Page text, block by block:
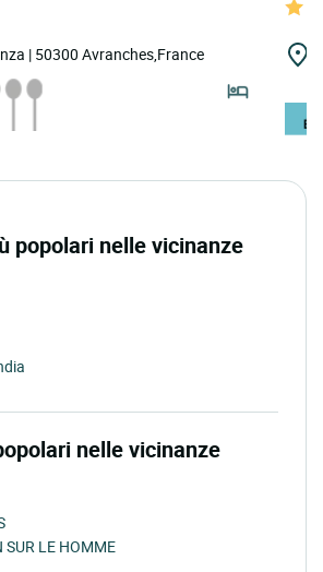
| 50300 Avranches,France
popolari nelle vicinanze
nelle vicinanze
SUR LE HOMME